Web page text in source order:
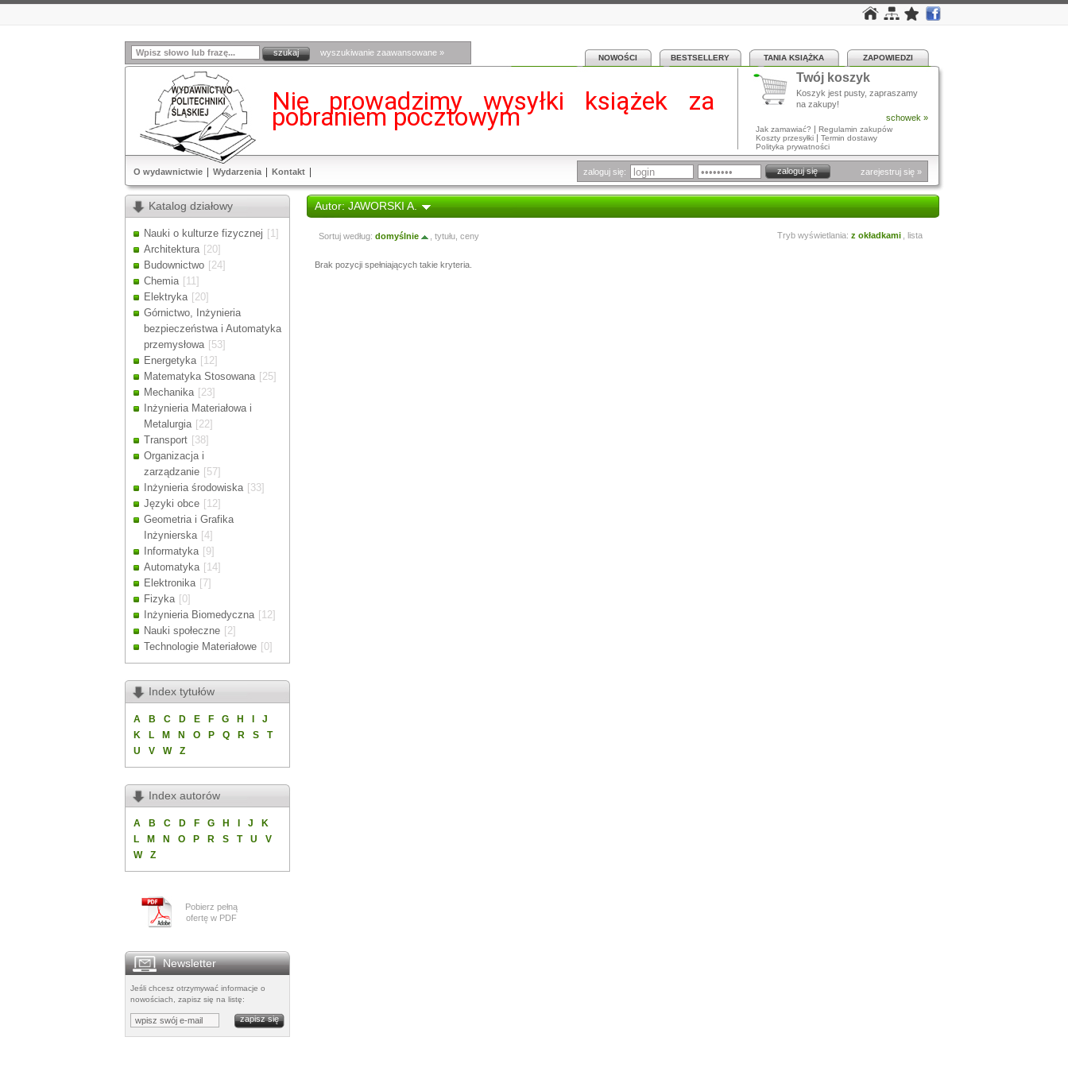
wyszukiwanie zaawansowane »
NOWOŚCI BESTSELLERY TANIA KSIĄŻKA ZAPOWIEDZI
Nie prowadzimy wysyłki książek za
pobraniem pocztowym
Drodzy Klienci!
Twój koszyk
Koszyk jest pusty, zapraszamy
na zakupy!
schowek »
Jak zamawiać? | Regulamin zakupów
Koszty przesyłki | Termin dostawy
Polityka prywatności
O wydawnictwie Wydarzenia Kontakt zaloguj się: zarejestruj się »
Katalog działowy
Nauki o kulturze fizycznej [1]
Architektura [20]
Budownictwo [24]
Chemia [11]
Elektryka [20]
Górnictwo, Inżynieria
bezpieczeństwa i Automatyka
przemysłowa [53]
Energetyka [12]
Matematyka Stosowana [25]
Mechanika [23]
Inżynieria Materiałowa i
Metalurgia [22]
Transport [38]
Organizacja i
zarządzanie [57]
Inżynieria środowiska [33]
Języki obce [12]
Geometria i Grafika
Inżynierska [4]
Informatyka [9]
Automatyka [14]
Elektronika [7]
Fizyka [0]
Inżynieria Biomedyczna [12]
Nauki społeczne [2]
Technologie Materiałowe [0]
Index tytułów
A B C D E F G H
J
K
L M N O P Q R S
T
U
V W Z
Index autorów
A B C D F G H J
K
L
M N O P R S T U
V
W
Z
Pobierz pełną
ofertę w PDF
Newsletter
Jeśli chcesz otrzymywać informacje o
nowościach, zapisz się na listę:
Autor: JAWORSKI A.
Sortuj według: domyślnie tytułu, ceny Tryb wyświetlania: z okładkami lista
Brak pozycji spełniających takie kryteria.